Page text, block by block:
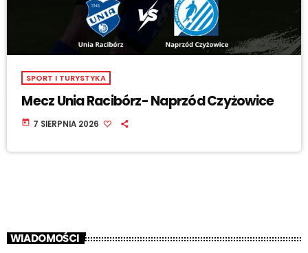
SPORT I TURYSTYKA
Mecz Unia Racibórz- Naprzód Czyżowice
today 7 SIERPNIA 2026
WIADOMOŚCI